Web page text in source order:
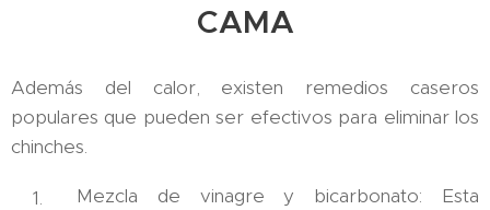
CAMA
Además del calor, existen remedios caseros
populares que pueden ser efectivos para eliminar los
chinches.
Mezcla de vinagre y bicarbonato: Esta